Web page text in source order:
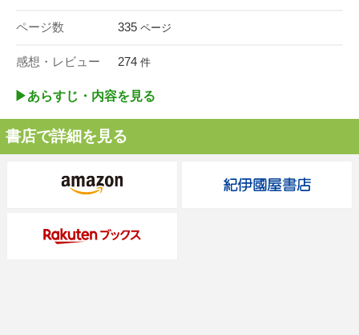
ページ数 335 ページ
感想・レビュー 274 件
▶︎あらすじ・内容を見る
書店で詳細を見る